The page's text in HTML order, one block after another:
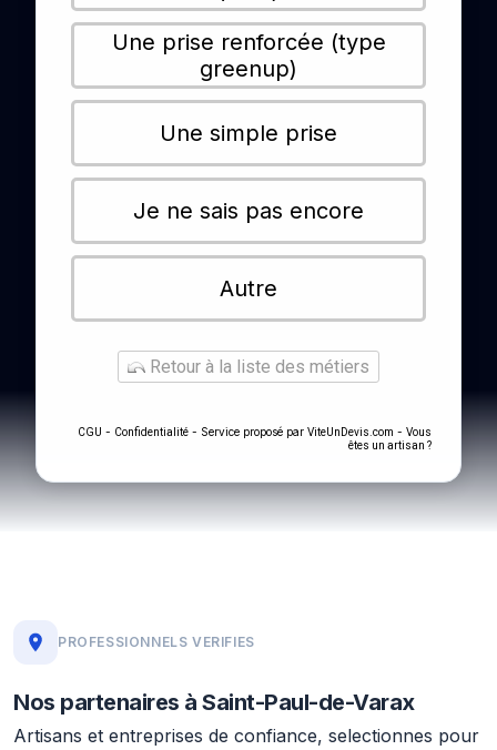
Une prise renforcée (type
greenup)
Une simple prise
Je ne sais pas encore
Autre
Retour à la liste des métiers
CGU - Confidentialité - Service proposé par ViteUnDevis.com - Vous
êtes un artisan ?
PROFESSIONNELS VERIFIES
Nos partenaires à Saint-Paul-de-Varax
Artisans et entreprises de confiance, selectionnes pour